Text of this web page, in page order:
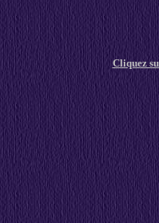
Cliquez